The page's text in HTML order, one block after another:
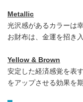
Metallic
光沢感があるカラーは
お財布は、金運を招き
Yellow & Brown
安定した経済感覚を表
をアップさせる効果を